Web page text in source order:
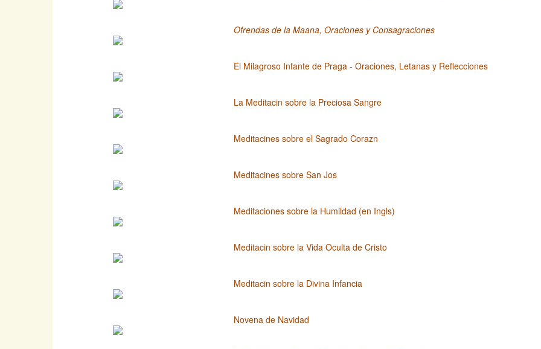
Ofrendas de la Maana, Oraciones y Consagraciones
El Milagroso Infante de Praga - Oraciones, Letanas y Reflecciones
La Meditacin sobre la Preciosa Sangre
Meditacines sobre el Sagrado Corazn
Meditacines sobre San Jos
Meditaciones sobre la Humildad (en Ingls)
Meditacin sobre la Vida Oculta de Cristo
Meditacin sobre la Divina Infancia
Novena de Navidad